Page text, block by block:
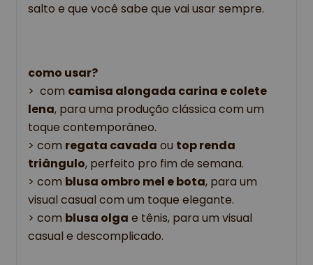
salto e que você sabe que vai usar sempre.
como usar?
>  com camisa alongada carina e colete
lena, para uma produção clássica com um
toque contemporâneo.
> com regata cavada ou top renda
triângulo, perfeito pro fim de semana.
> com blusa ombro mel e bota, para um
visual casual com um toque elegante.
> com blusa olga e tênis, para um visual
casual e descomplicado.